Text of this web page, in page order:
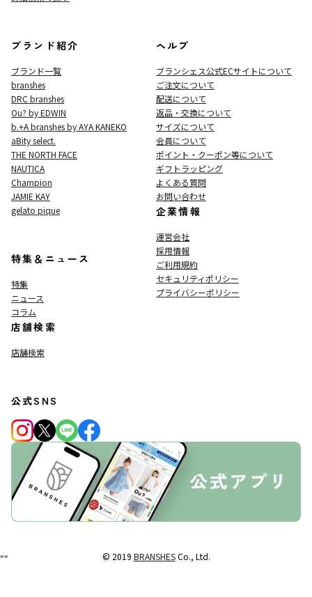
ブランド紹介
ブランド一覧
branshes
DRC branshes
Ou? by EDWIN
b.+A branshes by AYA KANEKO
aBity select.
THE NORTH FACE
NAUTICA
Champion
JAMIE KAY
gelato pique
特集＆ニュース
特集
ニュース
コラム
店舗検索
店舗検索
ヘルプ
ブランシェス公式ECサイトについて
ご注文について
配送について
返品・交換について
サイズについて
会員について
ポイント・クーポン等について
ギフトラッピング
よくある質問
お問い合わせ
企業情報
運営会社
採用情報
ご利用規約
セキュリティポリシー
プライバシーポリシー
公式SNS
© 2019 BRANSHESCo., Ltd.
""